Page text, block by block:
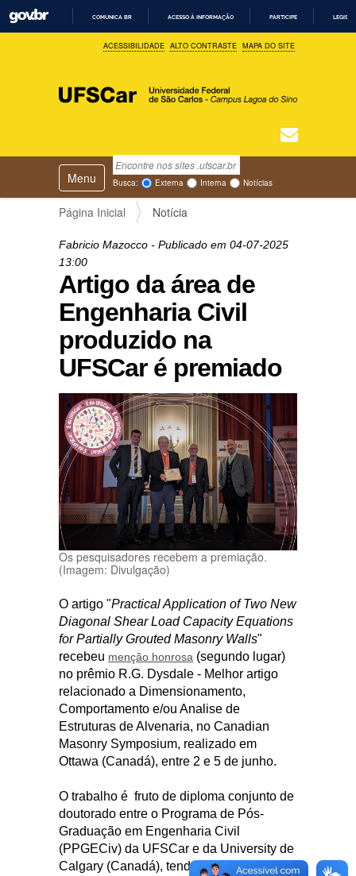
R
A
E
D
COMUNICA BR ACESSO À INFORMAÇÃO PARTICIPE
ACESSIBILIDADE ALTO CONTRASTE MAPA DO SITE
Busca
Busca Avançada…
Busca: Externa Interna Notícias
v
Toggle navigation
Página Inicial Notícia
Fabricio Mazocco - Publicado em 04-07-2025
13:00
Artigo da área de
Engenharia Civil
produzido na
UFSCar é premiado
Os pesquisadores recebem a premiação.
(Imagem: Divulgação)
O artigo "Practical Application of Two New
Diagonal Shear Load Capacity Equations
for Partially Grouted Masonry Walls"
recebeu menção honrosa (segundo lugar)
no prêmio R.G. Dysdale - Melhor artigo
relacionado a Dimensionamento,
Comportamento e/ou Analise de
Estruturas de Alvenaria, no Canadian
Masonry Symposium, realizado em
Ottawa (Canadá), entre 2 e 5 de junho.
O trabalho é fruto de diploma conjunto de
doutorado entre o Programa de Pós-
Graduação em Engenharia Civil
(PPGECiv) da UFSCar e da University de
Calgary (Canadá), tendo como autores